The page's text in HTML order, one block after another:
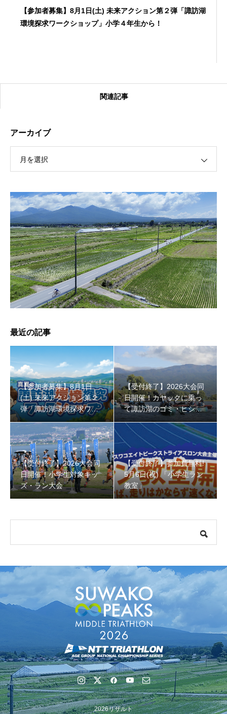
【参加者募集】8月1日(土) 未来アクション第２弾「諏訪湖
環境探求ワークショップ」小学４年生から！
【受付終了】2026大会同日開催！カヤックに乗って諏訪
【受付終了】2026大会同日開催！小学生対象キッズ・ラ
【受付終了】参加費無料! 5月6日(祝) 「小学生ラン教室」
【会議報告】諏訪地域６市町村連絡会議を開催しました
関連記事
アーカイブ
月を選択
最近の記事
【参加者募集】8月1日
(土) 未来アクション第２
弾「諏訪湖環境探求ワー
クショップ」小学４年生
から！
【受付終了】2026大会同
日開催！カヤックに乗っ
て諏訪湖のゴミ・ヒシを
回収しよう！
【受付終了】2026大会同
日開催！小学生対象キッ
ズ・ラン大会
【受付終了】参加費無料!
5月6日(祝) 「小学生ラン
教室」
2026リザルト